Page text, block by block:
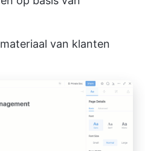
van klanten